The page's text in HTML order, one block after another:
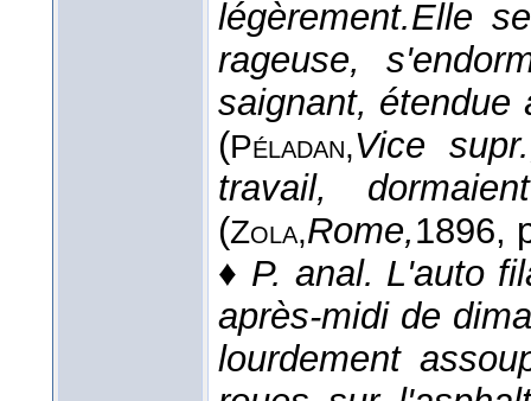
légèrement.Elle
rageuse,
saignant,
(Péladan,Vice
travail,
(Zola,Rome,1896,
♦ P. anal. L'auto
après-midi de
lourdement